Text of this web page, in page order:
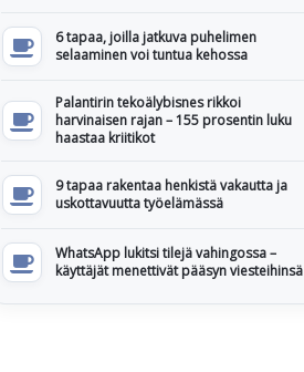
6 tapaa, joilla jatkuva puhelimen
selaaminen voi tuntua kehossa
Palantirin tekoälybisnes rikkoi
harvinaisen rajan – 155 prosentin luku
haastaa kriitikot
9 tapaa rakentaa henkistä vakautta ja
uskottavuutta työelämässä
WhatsApp lukitsi tilejä vahingossa –
käyttäjät menettivät pääsyn viesteihinsä